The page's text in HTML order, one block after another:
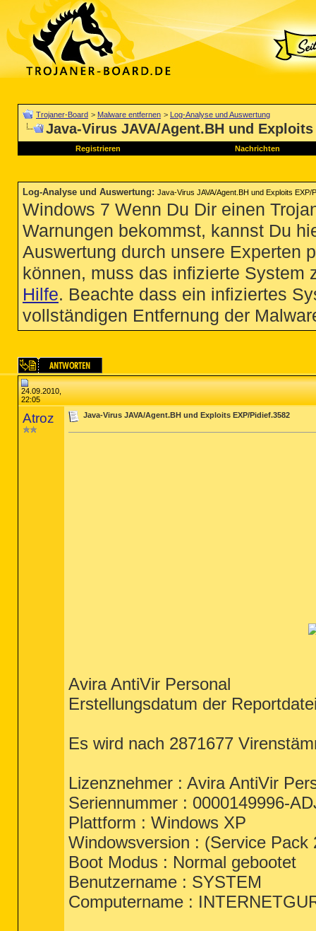
Trojaner-Board > Malware entfernen > Log-Analyse und Auswertung
Java-Virus JAVA/Agent.BH und Exploits
Registrieren Nachrichten
Log-Analyse und Auswertung: Java-Virus JAVA/Agent.BH und Exploits EXP/
Windows 7 Wenn Du Dir einen
Warnungen bekommst, kannst Du
Auswertung durch unsere Experten
können, muss das infizierte System
Hilfe. Beachte dass ein infiziertes
vollständigen Entfernung der
24.09.2010,
22:05
Atroz Java-Virus JAVA/Agent.BH und Exploits EXP/Pidief.3582
Avira AntiVir Personal
Erstellungsdatum der
Es wird nach 2871677
Lizenznehmer : Avira AntiVir
Seriennummer : 0000149996-
Plattform : Windows XP
Windowsversion : (Service Pack
Boot Modus : Normal gebootet
Benutzername : SYSTEM
Computername :